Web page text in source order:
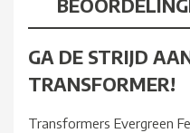
GA DE STRIJD
TRANSFORMER!
Transformers Evergreen